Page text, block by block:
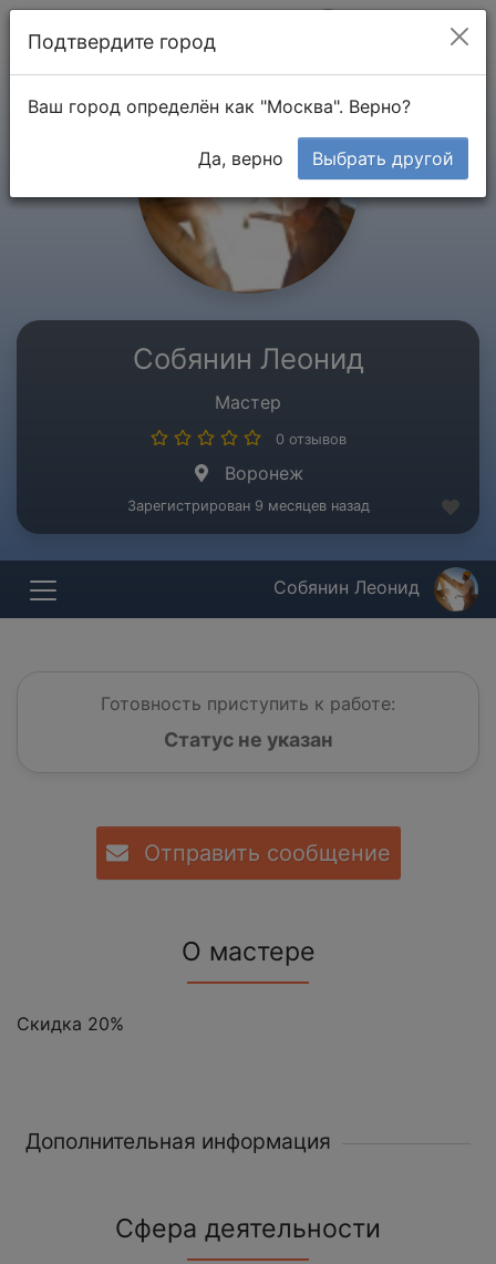
Собянин Леонид
Мастер
0 отзывов
Воронеж
Зарегистрирован 9 месяцев назад
Собянин Леонид
Готовность приступить к работе:
Статус не указан
Отправить сообщение
О мастере
Скидка 20%
Дополнительная информация
Сфера деятельности
Подтвердите город
Ваш город определён как "Москва". Верно?
Да, верно Выбрать другой